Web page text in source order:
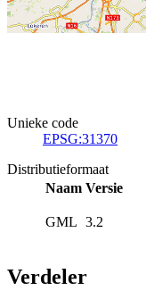
Unieke code
EPSG:31370
Distributieformaat
Naam Versie
GML 3.2
Verdeler